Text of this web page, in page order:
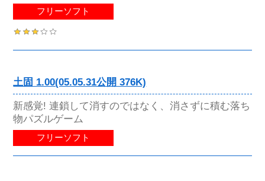
フリーソフト
土固 1.00(05.05.31公開 376K)
新感覚! 連鎖して消すのではなく、消さずに積む落ち
物パズルゲーム
フリーソフト